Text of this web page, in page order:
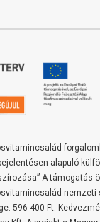
alapuló
A támogatás
nemzeti
596 400 Ft.